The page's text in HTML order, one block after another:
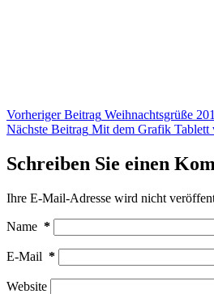
VorherigerBeitrag Weihnachtsgrüße
Nächste Beitrag Mit dem Grafik
Schreiben Sie einen
Ihre E-Mail-Adresse wird nicht
Name *
E-Mail *
Website